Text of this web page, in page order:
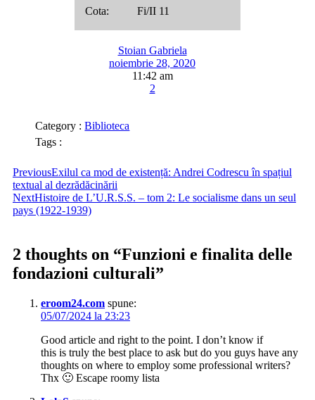
Cota: Fi/II 11
Stoian Gabriela
noiembrie 28, 2020
11:42 am
2
Category : Biblioteca
Tags :
PreviousExilul ca mod de existență: Andrei Codrescu în spațiul
textual al dezrădăcinării
NextHistoire de L’U.R.S.S. – tom 2: Le socialisme dans un seul
pays (1922-1939)
2 thoughts on “Funzioni e finalita delle
fondazioni culturali”
eroom24.com spune:
05/07/2024 la 23:23
Good article and right to the point. I don’t know if
this is truly the best place to ask but do you guys have any
thoughts on where to employ some professional writers?
Thx 🙂 Escape roomy lista